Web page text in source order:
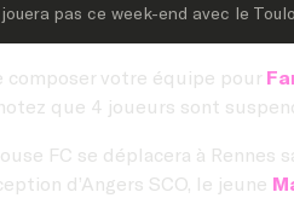
pas ce week-end avec le
composer votre équipe pour
que 4 joueurs sont
FC se déplacera à Rennes
d’Angers SCO, le jeune